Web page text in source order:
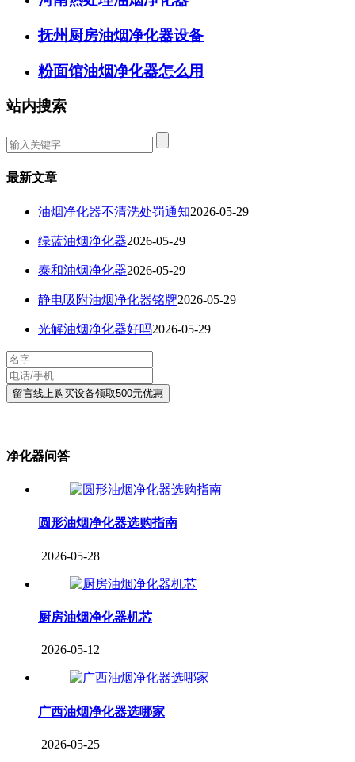
抚州厨房油烟净化器设备
粉面馆油烟净化器怎么用
站内搜索
最新文章
油烟净化器不清洗处罚通知2026-05-29
绿蓝油烟净化器2026-05-29
泰和油烟净化器2026-05-29
静电吸附油烟净化器铭牌2026-05-29
光解油烟净化器好吗2026-05-29
净化器问答
圆形油烟净化器选购指南
2026-05-28
厨房油烟净化器机芯
2026-05-12
广西油烟净化器选哪家
2026-05-25